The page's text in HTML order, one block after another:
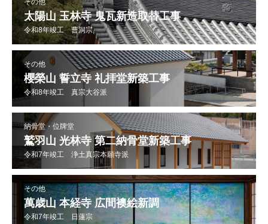
太陽山 玉林寺 鬼瓦新造取替工事
令和8年竣工 曹洞宗
その他
櫻榮山 誓立寺 礼拝堂新築工事
令和8年竣工 真宗大谷派
納骨堂・位牌堂
鷲羽山 光林寺 第二納骨堂新築工事
令和7年竣工 浄土真宗本願寺派
その他
萬歳山 本経寺 広間襖絵新調
令和7年竣工 日蓮宗